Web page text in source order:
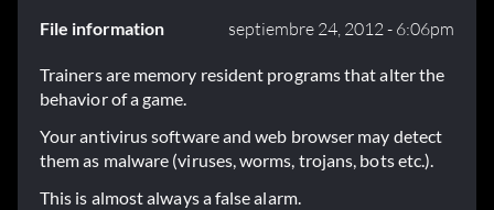
File information septiembre 24, 2012 - 6:06pm
Trainers are memory resident programs that alter the
behavior of a game.
Your antivirus software and web browser may detect
them as malware (viruses, worms, trojans, bots etc.).
This is almost always a false alarm.